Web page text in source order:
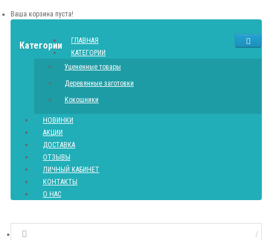
Ваша корзина пуста!
Категории
ГЛАВНАЯ
КАТЕГОРИИ
Уцененные товары
Деревянные заготовки
Кокошники
НОВИНКИ
АКЦИИ
ДОСТАВКА
ОТЗЫВЫ
ЛИЧНЫЙ КАБИНЕТ
КОНТАКТЫ
О НАС